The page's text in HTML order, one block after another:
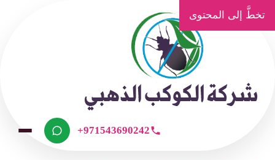
تخطَّ إلى المحتوى
+971543690242